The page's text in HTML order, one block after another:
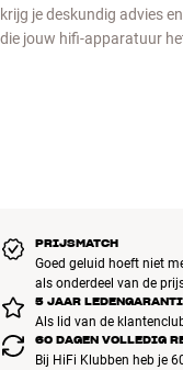
krijg je deskundig advies
die jouw hifi-apparatuur
PRIJSMATCH
Goed geluid hoeft niet
als onderdeel van de
5 JAAR
Als lid van de
60 DAGEN VOLLEDIG
Bij HiFi Klubben heb je